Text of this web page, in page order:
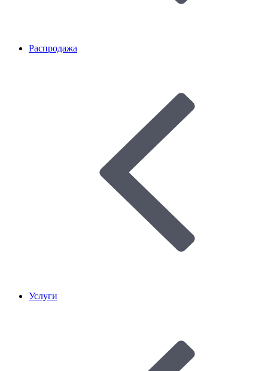
Распродажа
Услуги